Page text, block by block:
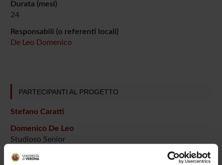
Durata (mesi)
24
Responsabili (o referenti locali)
De Leo Domenico
PARTECIPANTI AL PROGETTO
Stefano Caratti
Domenico De Leo
Studioso Senior
Melissa Ferrian